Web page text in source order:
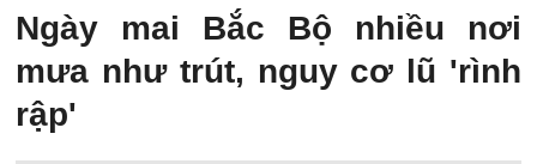
Ngày mai Bắc Bộ nhiều nơi
mưa như trút, nguy cơ lũ 'rình
rập'